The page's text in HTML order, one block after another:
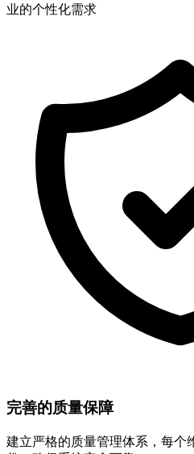
业的个性化需求
完善的质量保障
建立严格的质量管理体系，每个